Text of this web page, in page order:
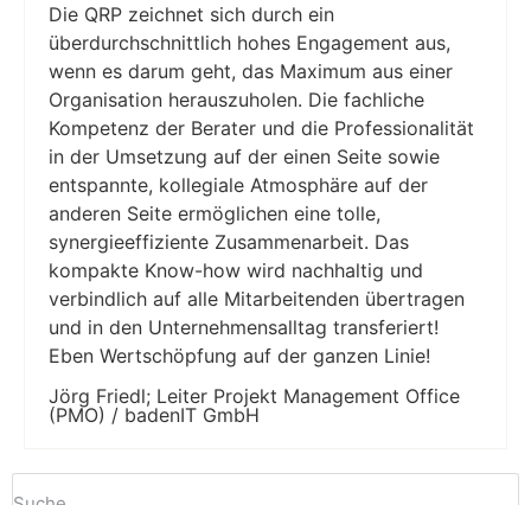
Die QRP zeichnet sich durch ein
überdurchschnittlich hohes Engagement aus,
wenn es darum geht, das Maximum aus einer
Organisation herauszuholen. Die fachliche
Kompetenz der Berater und die Professionalität
in der Umsetzung auf der einen Seite sowie
entspannte, kollegiale Atmosphäre auf der
anderen Seite ermöglichen eine tolle,
synergieeffiziente Zusammenarbeit. Das
kompakte Know-how wird nachhaltig und
verbindlich auf alle Mitarbeitenden übertragen
und in den Unternehmensalltag transferiert!
Eben Wertschöpfung auf der ganzen Linie!
Jörg Friedl; Leiter Projekt Management Office
(PMO) / badenIT GmbH